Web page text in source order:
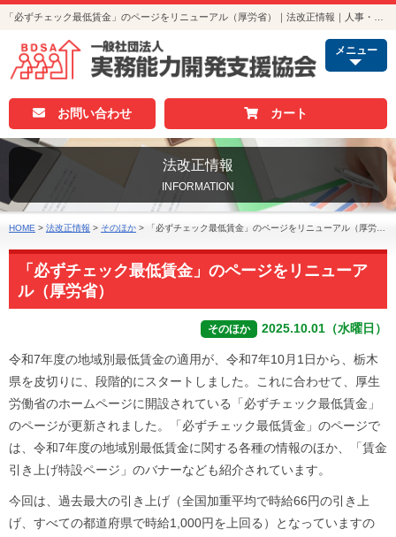
メニュー
お問い合わせ カート
法改正情報
INFORMATION
HOME > 法改正情報 > そのほか > 「必ずチェック最低賃金」のページをリニューアル（厚労省）
「必ずチェック最低賃金」のページをリニューア
ル（厚労省）
そのほか 2025.10.01（水曜日）
令和7年度の地域別最低賃金の適用が、令和7年10月1日から、栃木
県を皮切りに、段階的にスタートしました。これに合わせて、厚生
労働省のホームページに開設されている「必ずチェック最低賃金」
のページが更新されました。「必ずチェック最低賃金」のページで
は、令和7年度の地域別最低賃金に関する各種の情報のほか、「賃金
引き上げ特設ページ」のバナーなども紹介されています。
今回は、過去最大の引き上げ（全国加重平均で時給66円の引き上
げ、すべての都道府県で時給1,000円を上回る）となっていますの